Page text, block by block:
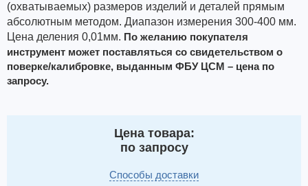
(охватываемых) размеров изделий и деталей прямым
абсолютным методом. Диапазон измерения 300-400 мм.
Цена деления 0,01мм. По желанию покупателя
инструмент может поставляться со свидетельством о
поверке/калибровке, выданным ФБУ ЦСМ – цена по
запросу.
Цена товара:
по запросу
Способы доставки